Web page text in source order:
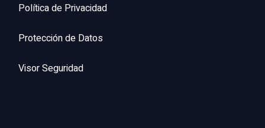
Política de Privacidad
Protección de Datos
Visor Seguridad